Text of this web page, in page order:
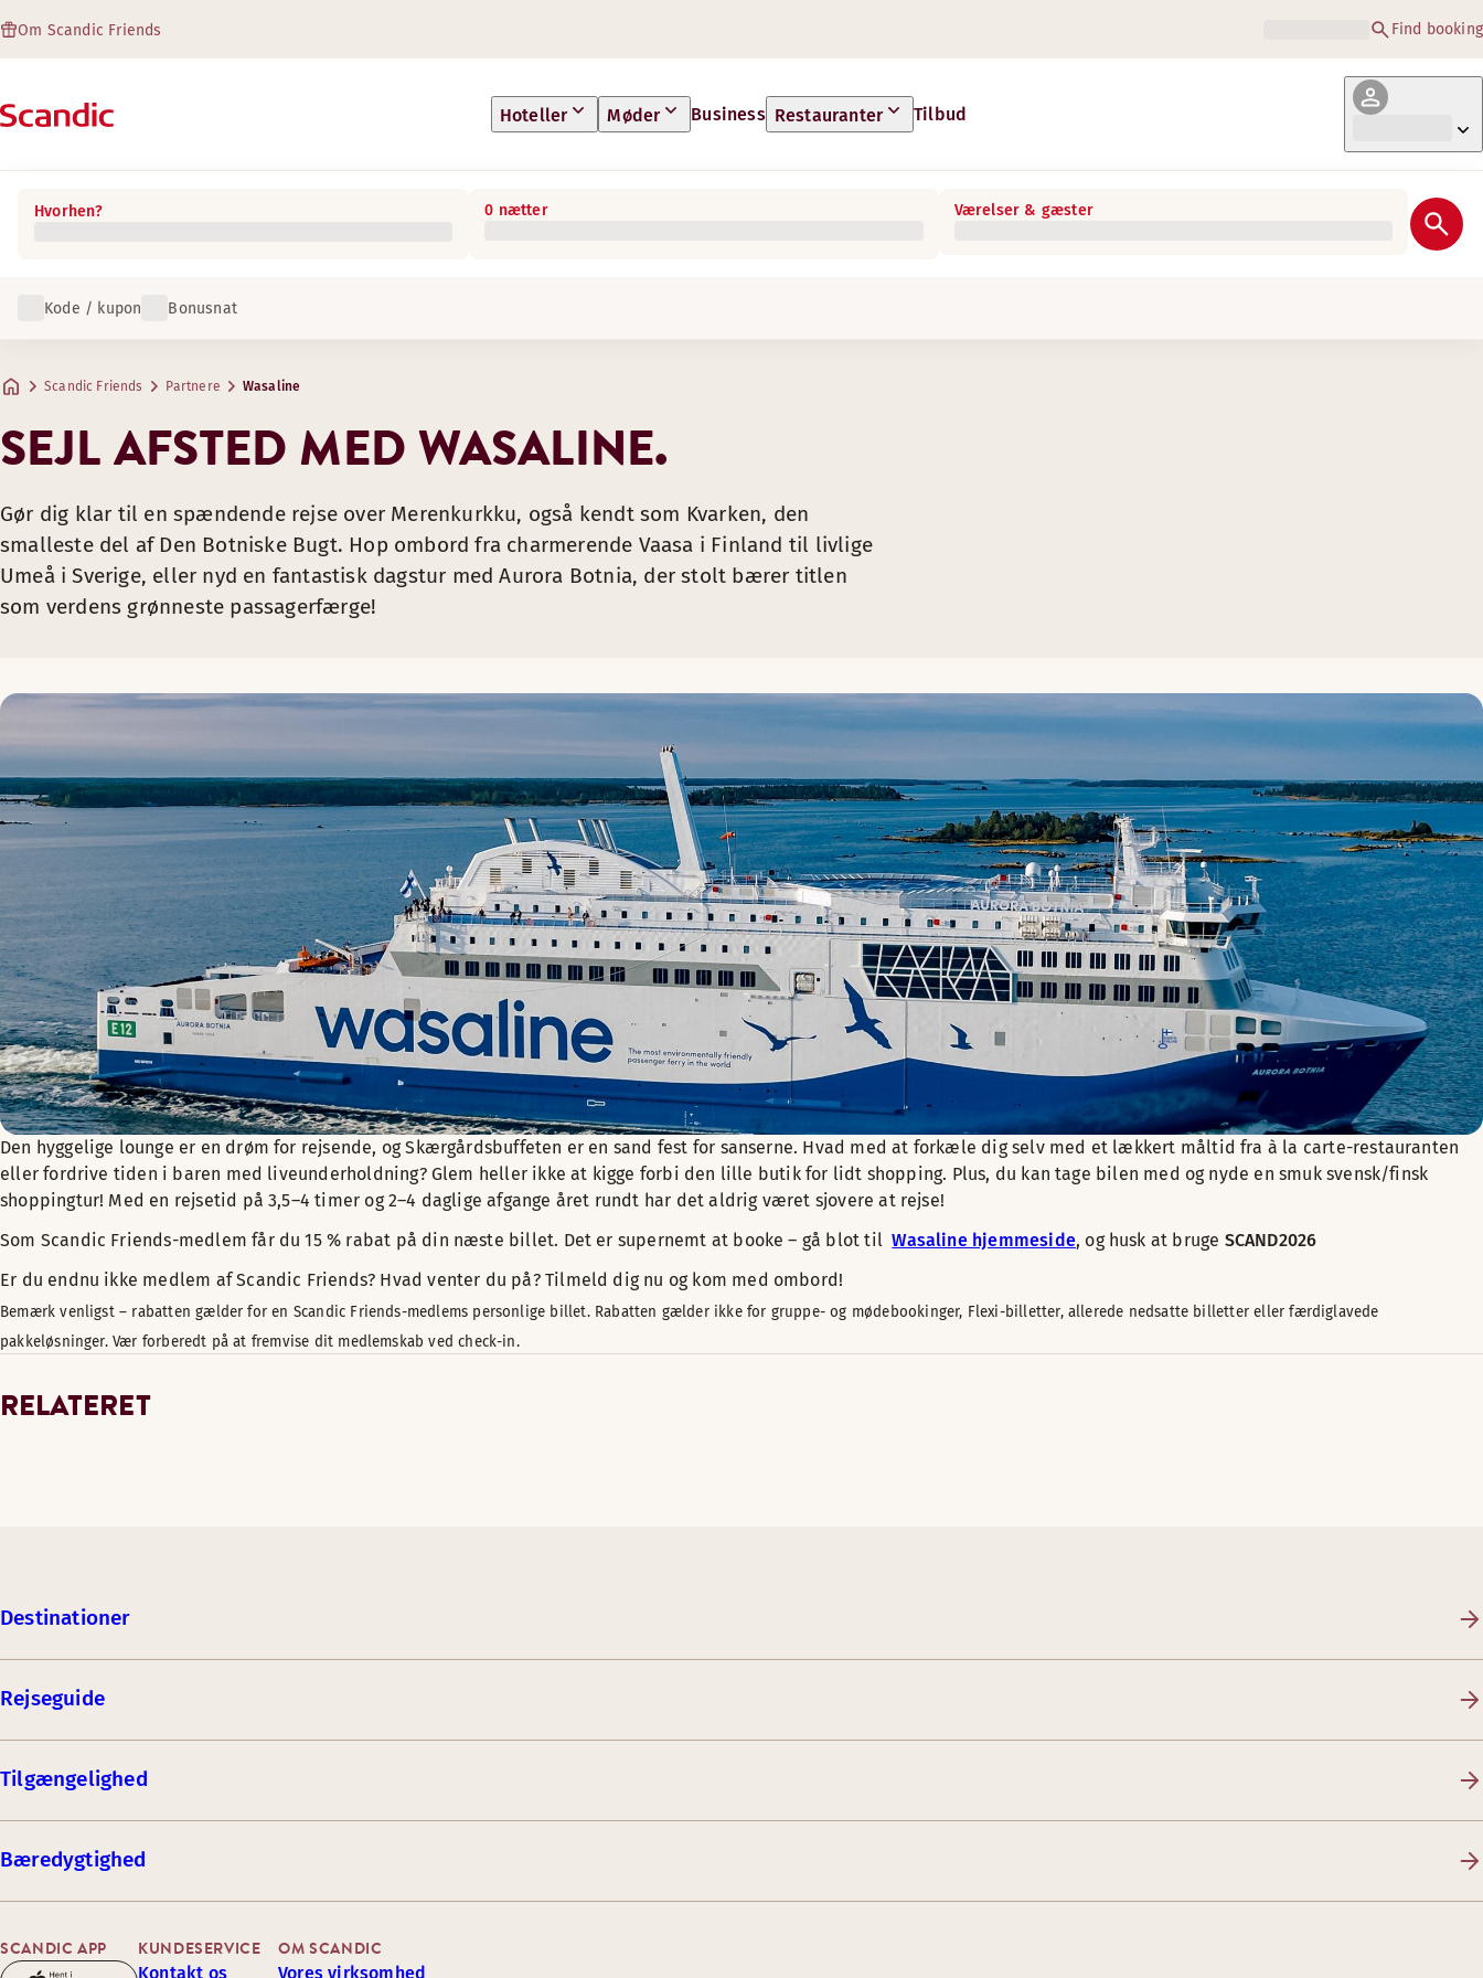
Om Scandic Friends Find booking
Hoteller Møder Business Restauranter Tilbud
Hvorhen? 0 nætter Værelser & gæster
Kode / kupon Bonusnat
Scandic Friends Partnere Wasaline
SEJL AFSTED MED WASALINE.
Gør dig klar til en spændende rejse over Merenkurkku, også kendt som Kvarken, den
smalleste del af Den Botniske Bugt. Hop ombord fra charmerende Vaasa i Finland til livlige
Umeå i Sverige, eller nyd en fantastisk dagstur med Aurora Botnia, der stolt bærer titlen
som verdens grønneste passagerfærge!
Den hyggelige lounge er en drøm for rejsende, og Skærgårdsbuffeten er en sand fest for sanserne. Hvad med at forkæle dig selv med et lækkert måltid fra à la carte-restauranten
eller fordrive tiden i baren med liveunderholdning? Glem heller ikke at kigge forbi den lille butik for lidt shopping. Plus, du kan tage bilen med og nyde en smuk svensk/finsk
shoppingtur! Med en rejsetid på 3,5–4 timer og 2–4 daglige afgange året rundt har det aldrig været sjovere at rejse!
Som Scandic Friends-medlem får du 15 % rabat på din næste billet. Det er supernemt at booke – gå blot tilWasaline hjemmeside, og husk at bruge SCAND2026
Er du endnu ikke medlem af Scandic Friends? Hvad venter du på? Tilmeld dig nu og kom med ombord!
Bemærk venligst – rabatten gælder for en Scandic Friends-medlems personlige billet. Rabatten gælder ikke for gruppe- og mødebookinger, Flexi-billetter, allerede nedsatte billetter eller færdiglavede
pakkeløsninger. Vær forberedt på at fremvise dit medlemskab ved check-in.
RELATERET
Destinationer
Rejseguide
Tilgængelighed
Bæredygtighed
SCANDIC APP KUNDESERVICE
Kontakt os
OM SCANDIC
Vores virksomhed